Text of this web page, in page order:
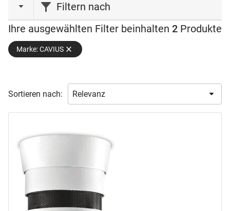
Filtern nach
Produktlinie
CAVIUS (1)
Farbe
Ab Lager verfügbar (2)
Ihre ausgewählten Filter beinhalten 2 Produkte
Marke: CAVIUS
Sortieren nach: